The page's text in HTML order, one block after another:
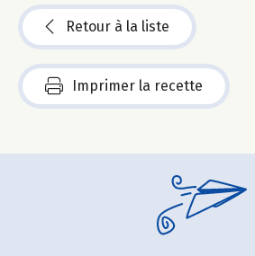
Retour à la liste
Imprimer la recette